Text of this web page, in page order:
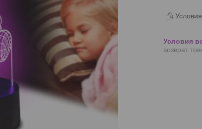
возврат